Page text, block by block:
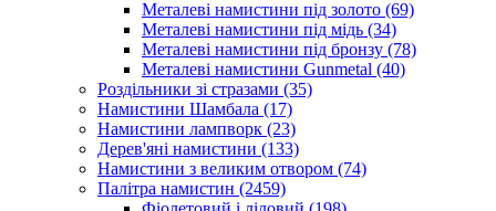
Металеві намистини під золото (69)
Металеві намистини під мідь (34)
Металеві намистини під бронзу (78)
Металеві намистини Gunmetal (40)
Роздільники зі стразами (35)
Намистини Шамбала (17)
Намистини лампворк (23)
Дерев'яні намистини (133)
Намистини з великим отвором (74)
Палітра намистин (2459)